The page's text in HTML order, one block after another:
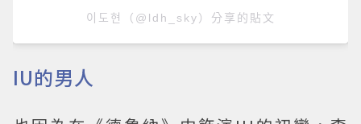
이도현（@ldh_sky）分享的貼文
IU的男人